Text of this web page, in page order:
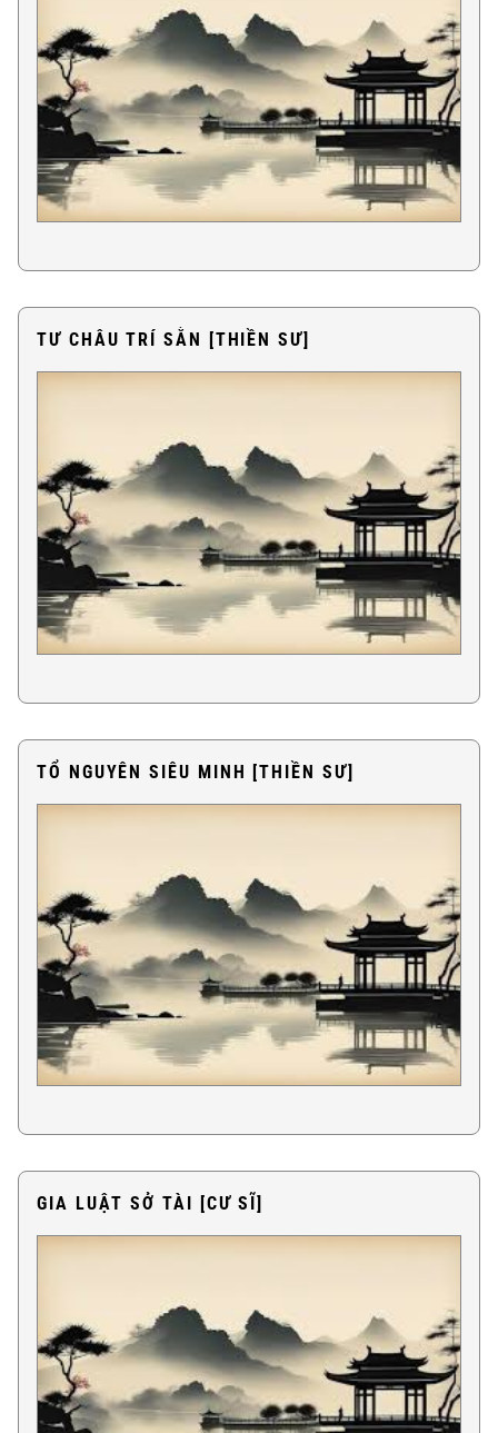
TƯ CHÂU TRÍ SẰN [THIỀN SƯ]
TỔ NGUYÊN SIÊU MINH [THIỀN SƯ]
GIA LUẬT SỞ TÀI [CƯ SĨ]